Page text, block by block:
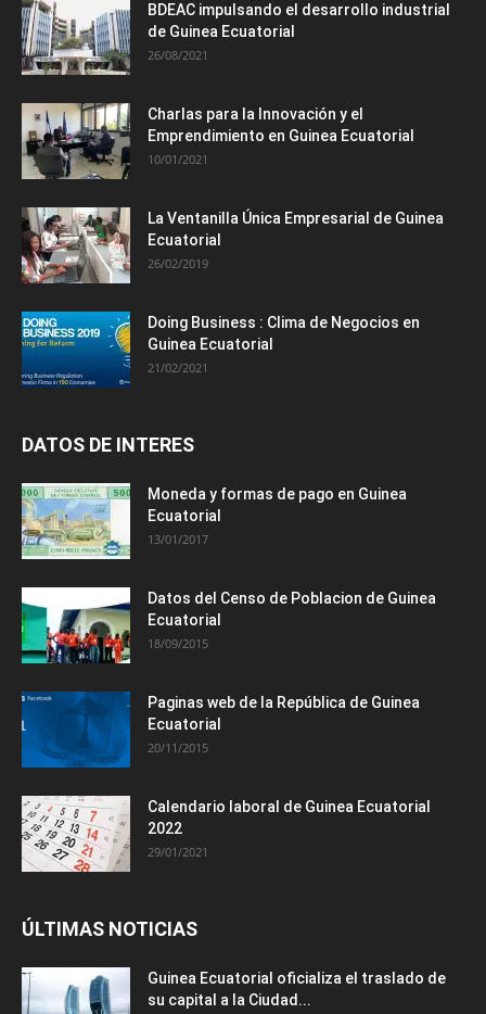
BDEAC impulsando el desarrollo industrial
de Guinea Ecuatorial
26/08/2021
Charlas para la Innovación y el
Emprendimiento en Guinea Ecuatorial
10/01/2021
La Ventanilla Única Empresarial de Guinea
Ecuatorial
26/02/2019
Doing Business : Clima de Negocios en
Guinea Ecuatorial
21/02/2021
DATOS DE INTERES
Moneda y formas de pago en Guinea
Ecuatorial
13/01/2017
Datos del Censo de Poblacion de Guinea
Ecuatorial
18/09/2015
Paginas web de la República de Guinea
Ecuatorial
20/11/2015
Calendario laboral de Guinea Ecuatorial
2022
29/01/2021
ÚLTIMAS NOTICIAS
Guinea Ecuatorial oficializa el traslado de
su capital a la Ciudad...